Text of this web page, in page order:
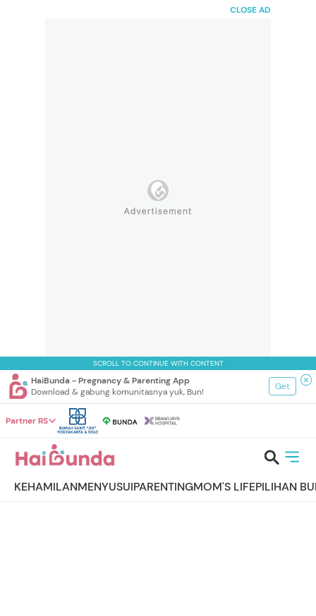
CLOSE AD
SCROLL TO CONTINUE WITH CONTENT
HaiBunda - Pregnancy & Parenting App
Download & gabung komunitasnya yuk, Bun!
Get
Partner RS
KEHAMILANMENYUSUIPARENTINGMOM'S LIFEPILIHAN